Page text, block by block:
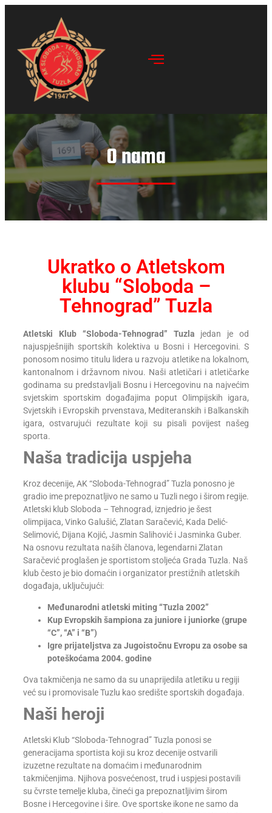
O nama
Ukratko o Atletskom
klubu “Sloboda –
Tehnograd” Tuzla
Atletski Klub “Sloboda-Tehnograd” Tuzla jedan je od
najuspješnijih sportskih kolektiva u Bosni i Hercegovini. S
ponosom nosimo titulu lidera u razvoju atletike na lokalnom,
kantonalnom i državnom nivou. Naši atletičari i atletičarke
godinama su predstavljali Bosnu i Hercegovinu na najvećim
svjetskim sportskim događajima poput Olimpijskih igara,
Svjetskih i Evropskih prvenstava, Mediteranskih i Balkanskih
igara, ostvarujući rezultate koji su pisali povijest našeg
sporta.
Naša tradicija uspjeha
Kroz decenije, AK “Sloboda-Tehnograd” Tuzla ponosno je
gradio ime prepoznatljivo ne samo u Tuzli nego i širom regije.
Atletski klub Sloboda – Tehnograd, iznjedrio je šest
olimpijaca, Vinko Galušić, Zlatan Saračević, Kada Delić-
Selimović, Dijana Kojić, Jasmin Salihović i Jasminka Guber.
Na osnovu rezultata naših članova, legendarni Zlatan
Saračević proglašen je sportistom stoljeća Grada Tuzla. Naš
klub često je bio domaćin i organizator prestižnih atletskih
događaja, uključujući:
Međunarodni atletski miting “Tuzla 2002”
Kup Evropskih šampiona za juniore i juniorke (grupe
“C”, “A” i “B”)
Igre prijateljstva za Jugoistočnu Evropu za osobe sa
poteškoćama 2004. godine
Ova takmičenja ne samo da su unaprijedila atletiku u regiji
već su i promovisale Tuzlu kao središte sportskih događaja.
Naši heroji
Atletski Klub “Sloboda-Tehnograd” Tuzla ponosi se
generacijama sportista koji su kroz decenije ostvarili
izuzetne rezultate na domaćim i međunarodnim
takmičenjima. Njihova posvećenost, trud i uspjesi postavili
su čvrste temelje kluba, čineći ga prepoznatljivim širom
Bosne i Hercegovine i šire. Ove sportske ikone ne samo da